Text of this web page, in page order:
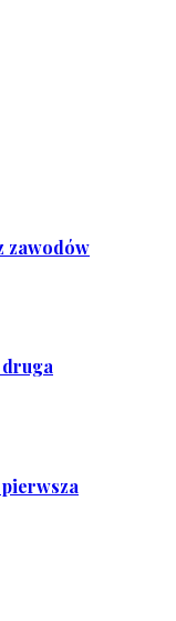
zawodów